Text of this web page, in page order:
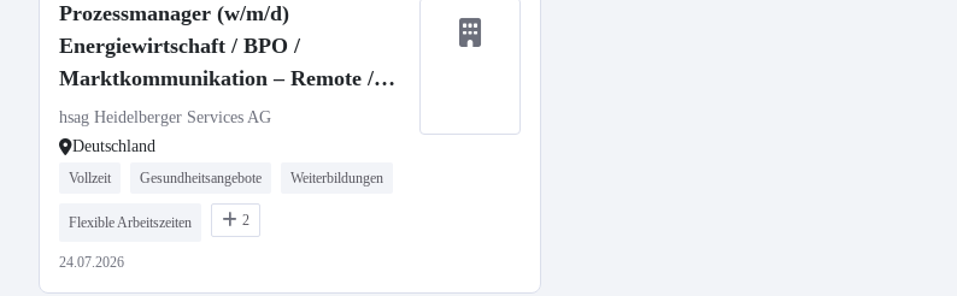
Prozessmanager (w/m/d)
Energiewirtschaft / BPO /
Marktkommunikation – Remote /
Homeoffice
hsag Heidelberger Services AG
Deutschland
Vollzeit Gesundheitsangebote Weiterbildungen
Flexible Arbeitszeiten 2
24.07.2026